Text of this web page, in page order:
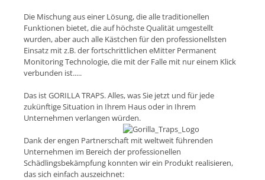
Die Mischung aus einer Lösung, die alle traditionellen
Funktionen bietet, die auf höchste Qualität umgestellt
wurden, aber auch alle Kästchen für den professionellsten
Einsatz mit z.B. der fortschrittlichen eMitter Permanent
Monitoring Technologie, die mit der Falle mit nur einem Klick
verbunden ist.....
Das ist GORILLA TRAPS. Alles, was Sie jetzt und für jede
zukünftige Situation in Ihrem Haus oder in Ihrem
Unternehmen verlangen würden.
Dank der engen Partnerschaft mit weltweit führenden
Unternehmen im Bereich der professionellen
Schädlingsbekämpfung konnten wir ein Produkt realisieren,
das sich einfach auszeichnet: